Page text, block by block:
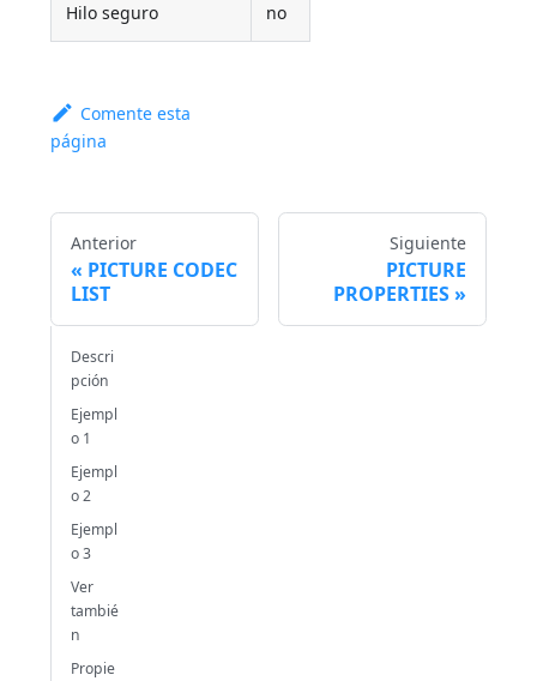
Hilo seguro no
Comente esta
página
Anterior
PICTURE CODEC
LIST
Siguiente
PICTURE
PROPERTIES
Descri
pción
Ejempl
o 1
Ejempl
o 2
Ejempl
o 3
Ver
tambié
n
Propie